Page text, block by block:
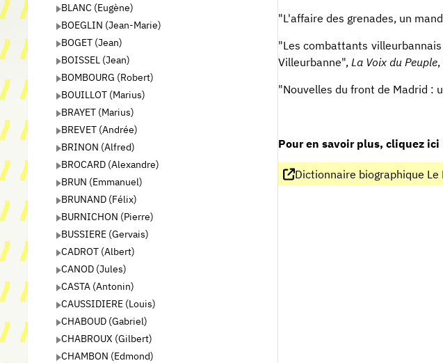
"L'affaire des grenades, un
"Les combattants
Villeurbanne", La Voix du Peuple,
"Nouvelles du front de Madrid :
Pour en savoir plus, cliquez ici
Dictionnaire biographique Le
BLANC (Eugène)
BOEGLIN (Jean-Marie)
BOGET (Jean)
BOISSEL (Jean)
BOMBOURG (Robert)
BOUILLOT (Marius)
BRAYET (Marius)
BREVET (Andrée)
BRINON (Alfred)
BROCARD (Alexandre)
BRUN (Emmanuel)
BRUNAND (Félix)
BURNICHON (Pierre)
BUSSIERE (Gervais)
CADROT (Albert)
CANOD (Jules)
CASTA (Antonin)
CAUSSIDIERE (Louis)
CHABOUD (Gabriel)
CHABROUX (Gilbert)
CHAMBON (Edmond)